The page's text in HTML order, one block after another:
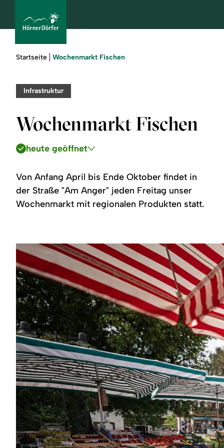
Urlaub
buchen
Sommer
Winter
Service
Sie
Startseite Wochenmarkt Fischen
Infrastruktur
Wochenmarkt Fischen
heute geöffnet
Von Anfang April bis Ende Oktober findet in
der Straße "Am Anger" jeden Freitag unser
Wochenmarkt mit regionalen Produkten statt.